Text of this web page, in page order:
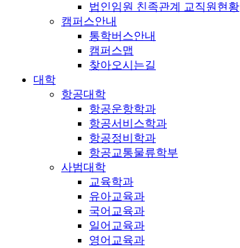
법인임원 친족관계 교직원현황
캠퍼스안내
통학버스안내
캠퍼스맵
찾아오시는길
대학
항공대학
항공운항학과
항공서비스학과
항공정비학과
항공교통물류학부
사범대학
교육학과
유아교육과
국어교육과
일어교육과
영어교육과